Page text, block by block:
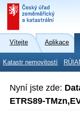
Vítejte Aplikace
Katastr nemovitostí
Nyní jste zde:
ETRS89-